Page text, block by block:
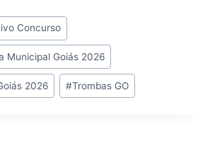
Concurso
Municipal Goiás 2026
2026 #Trombas GO